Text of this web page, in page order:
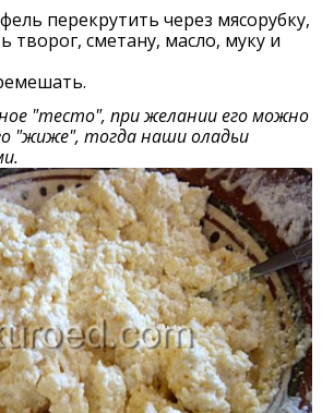
перекрутить через мясорубку,
творог, сметану, масло, муку и
"тесто", при желании его можно
"жиже", тогда наши оладьи